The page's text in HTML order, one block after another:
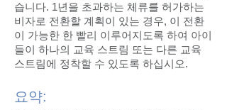
습니다. 1년을 초과하는 체류를 허가하는
비자로 전환할 계획이 있는 경우, 이 전환
이 가능한 한 빨리 이루어지도록 하여 아이
들이 하나의 교육 스트림 또는 다른 교육
스트림에 정착할 수 있도록 하십시오.
요약: